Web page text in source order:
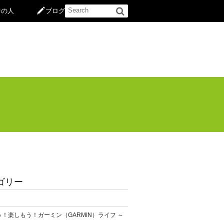
人 ブログ
リー
！楽しもう！ガーミン（GARMIN）ライフ ～